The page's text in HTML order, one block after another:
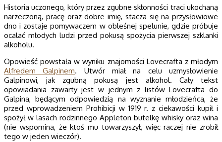
Historia uczonego, który przez zgubne skłonności traci ukochaną
narzeczoną, pracę oraz dobre imię, stacza się na przysłowiowe
dno i zostaje pomywaczem w obleśnej spelunie, gdzie próbuje
ocalać młodych ludzi przed pokusą spożycia pierwszej szklanki
alkoholu.
Opowieść powstała w wyniku znajomości Lovecrafta z młodym
Alfredem Galpinem. Utwór miał na celu uzmysłowienie
Galpinowi, jak zgubną pokusą jest alkohol. Cały tekst
opowiadania zawarty jest w jednym z listów Lovecrafta do
Galpina, będącym odpowiedzią na wyznanie młodzieńca, że
przed wprowadzeniem Prohibicji w 1919 r. z ciekawości kupił i
spożył w lasach rodzinnego Appleton butelkę whisky oraz wina
(nie wspomina, że ktoś mu towarzyszył, więc raczej nie zrobił
tego w jeden wieczór).